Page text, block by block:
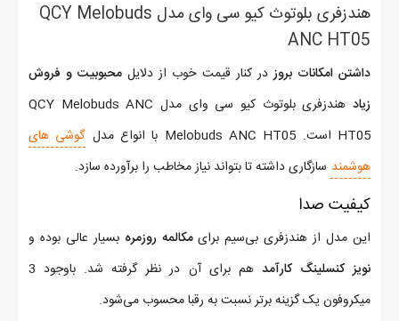
هندزفری بلوتوث کیو سی وای مدل QCY Melobuds
ANC HT05
داشتن امکانات بروزدر کنار قیمت خوب از دلایل محبوبیت و فروش
زیاد
هندزفری بلوتوث کیو سی وای مدل QCY Melobuds ANC
HT05 است. Melobuds ANC HT05 با انواع مدل
گوشی های
هوشمند سازگاری داشته تا بتواند نیاز مخاطب را برآورده سازد.
کیفیت صدا
این مدل از هندزفری بی‌سیم برایمکالمه روزمره بسیار عالی بوده و
نویز کنسلینگ کارآمد
هم برای آن در نظر گرفته شد. باوجود 3
میکروفون یک گزینه برتر نسبت به رقبا محسوب می‌شود.